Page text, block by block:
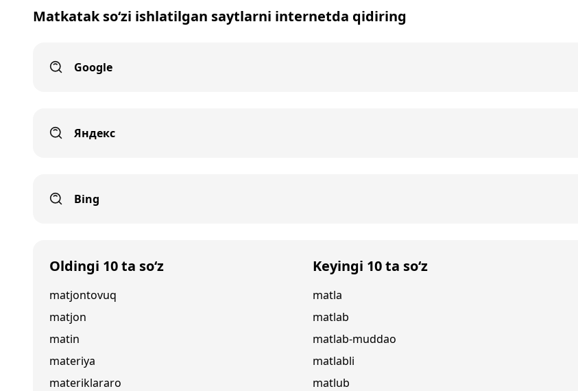
Matkatak so‘zi ishlatilgan saytlarni internetda qidiring
Google
Яндекс
Bing
Oldingi 10 ta so‘z
matjontovuq
matjon
matin
materiya
materiklararo
Keyingi 10 ta so‘z
matla
matlab
matlab-muddao
matlabli
matlub